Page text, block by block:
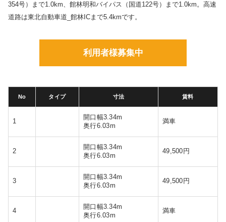
354号）まで1.0km、館林明和バイパス（国道122号）まで1.0km。高速
道路は東北自動車道_館林ICまで5.4kmです。
利用者様募集中
No タイプ 寸法 賃料
1
開口幅3.34m
奥行6.03m
満車
2
開口幅3.34m
奥行6.03m
49,500円
3
開口幅3.34m
奥行6.03m
49,500円
4
開口幅3.34m
奥行6.03m
満車